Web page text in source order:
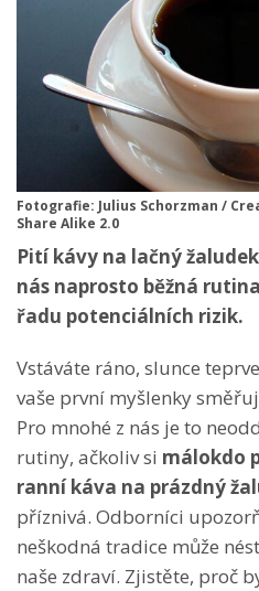
Fotografie: Julius Schorzman /
Share Alike 2.0
Pití kávy na lačný
nás naprosto běžná
řadu potenciálních rizik.
Vstáváte ráno, slunce
vaše první myšlenky
Pro mnohé z nás je to
rutiny, ačkoliv si málokdo
ranní káva na prázdný
příznivá. Odborníci
neškodná tradice může
naše zdraví. Zjistěte, proč